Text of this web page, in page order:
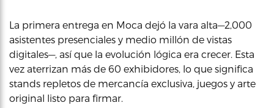
La primera entrega en Moca dejó la vara alta—2,000
asistentes presenciales y medio millón de vistas
digitales—, así que la evolución lógica era crecer. Esta
vez aterrizan más de 60 exhibidores, lo que significa
stands repletos de mercancía exclusiva, juegos y arte
original listo para firmar.